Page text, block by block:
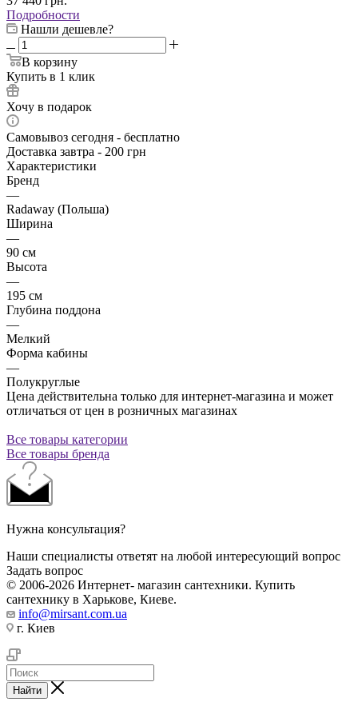
Подробности
Нашли дешевле?
В корзину
Купить в 1 клик
Хочу в подарок
Самовывоз сегодня - бесплатно
Доставка завтра - 200 грн
Характеристики
Бренд
—
Radaway (Польша)
Ширина
—
90 см
Высота
—
195 см
Глубина поддона
—
Мелкий
Форма кабины
—
Полукруглые
Цена действительна только для интернет-магазина и может
отличаться от цен в розничных магазинах
Все товары категории
Все товары бренда
Нужна консультация?
Наши специалисты ответят на любой интересующий вопрос
Задать вопрос
© 2006-2026 Интернет- магазин сантехники. Купить
сантехнику в Харькове, Киеве.
info@mirsant.com.ua
г. Киев
Найти